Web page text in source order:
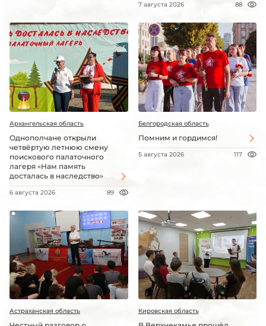
7 августа 2026 88
Архангельская область
Однополчане открыли
четвёртую летнюю смену
поискового палаточного
лагеря «Нам память
досталась в наследство»
6 августа 2026 89
Белгородская область
Помним и гордимся!
5 августа 2026 117
Астраханская область Кировская область